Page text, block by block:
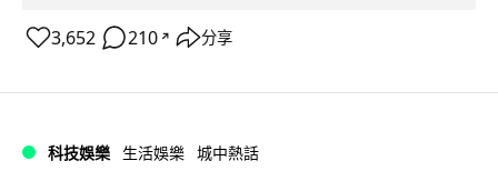
3,652 210 ↗ 分享
科技娛樂 生活娛樂 城中熱話